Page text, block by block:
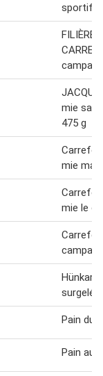
sportif
FILIÈRE
mie
475 g
mie maxi
mie le
Hünkar -
surgelé
Pain du
Pain